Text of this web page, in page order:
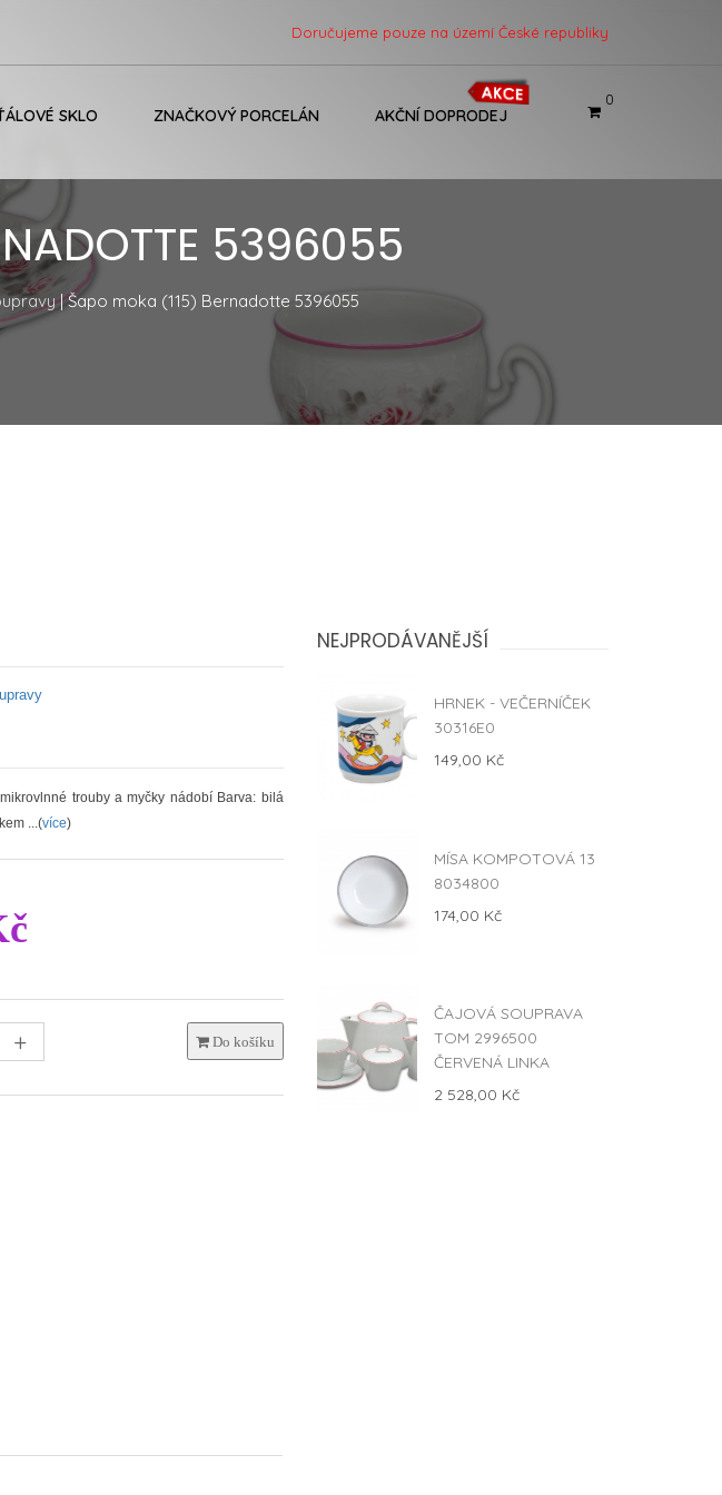
Doručujeme pouze na území České republiky
SKLO ZNAČKOVÝ PORCELÁN AKČNÍ DOPRODEJ
0
5396055
| Šapo moka (115) Bernadotte 5396055
trouby a myčky nádobí Barva: bilá
...(více)
+ Do košíku
NEJPRODÁVANĚJŠÍ
HRNEK - VEČERNÍČEK
30316E0
149,00 Kč
MÍSA KOMPOTOVÁ 13
8034800
174,00 Kč
ČAJOVÁ SOUPRAVA
TOM 2996500
ČERVENÁ LINKA
2 528,00 Kč